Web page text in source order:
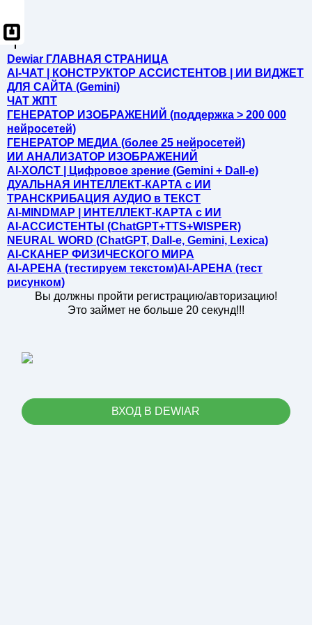
Dewiar ГЛАВНАЯ СТРАНИЦА
AI-ЧАТ | КОНСТРУКТОР АССИСТЕНТОВ | ИИ ВИДЖЕТ
ДЛЯ САЙТА (Gemini)
ЧАТ ЖПТ
ГЕНЕРАТОР ИЗОБРАЖЕНИЙ (поддержка > 200 000
нейросетей)
ГЕНЕРАТОР МЕДИА (более 25 нейросетей)
ИИ АНАЛИЗАТОР ИЗОБРАЖЕНИЙ
AI-ХОЛСТ | Цифровое зрение (Gemini + Dall-e)
ДУАЛЬНАЯ ИНТЕЛЛЕКТ-КАРТА c ИИ
ТРАНСКРИБАЦИЯ АУДИО в ТЕКСТ
AI-MINDMAP | ИНТЕЛЛЕКТ-КАРТА c ИИ
AI-АССИСТЕНТЫ (ChatGPT+TTS+WISPER)
NEURAL WORD (ChatGPT, Dall-e, Gemini, Lexica)
AI-СКАНЕР ФИЗИЧЕСКОГО МИРА
AI-АРЕНА (тестируем текстом)AI-АРЕНА (тест
рисунком)
Вы должны пройти регистрацию/авторизацию!
Это займет не больше 20 секунд!!!
ВХОД В DEWIAR